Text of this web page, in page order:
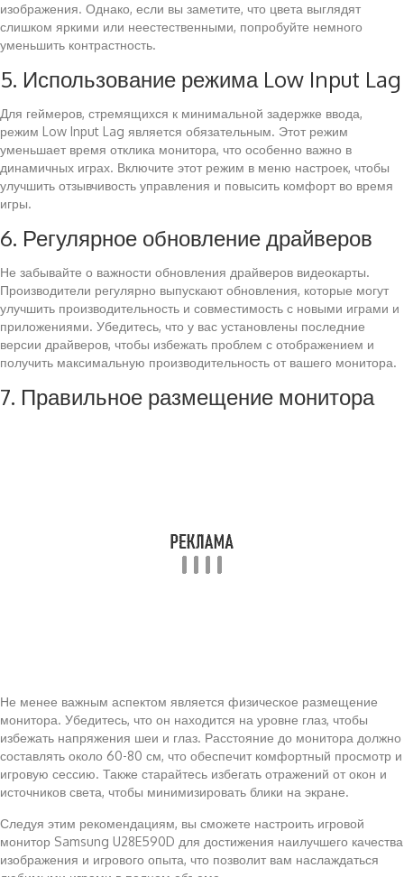
изображения. Однако, если вы заметите, что цвета выглядят
слишком яркими или неестественными, попробуйте немного
уменьшить контрастность.
5. Использование режима Low Input Lag
Для геймеров, стремящихся к минимальной задержке ввода,
режим Low Input Lag является обязательным. Этот режим
уменьшает время отклика монитора, что особенно важно в
динамичных играх. Включите этот режим в меню настроек, чтобы
улучшить отзывчивость управления и повысить комфорт во время
игры.
6. Регулярное обновление драйверов
Не забывайте о важности обновления драйверов видеокарты.
Производители регулярно выпускают обновления, которые могут
улучшить производительность и совместимость с новыми играми и
приложениями. Убедитесь, что у вас установлены последние
версии драйверов, чтобы избежать проблем с отображением и
получить максимальную производительность от вашего монитора.
7. Правильное размещение монитора
Не менее важным аспектом является физическое размещение
монитора. Убедитесь, что он находится на уровне глаз, чтобы
избежать напряжения шеи и глаз. Расстояние до монитора должно
составлять около 60-80 см, что обеспечит комфортный просмотр и
игровую сессию. Также старайтесь избегать отражений от окон и
источников света, чтобы минимизировать блики на экране.
Следуя этим рекомендациям, вы сможете настроить игровой
монитор Samsung U28E590D для достижения наилучшего качества
изображения и игрового опыта, что позволит вам наслаждаться